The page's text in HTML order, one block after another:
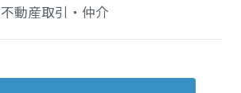
不動産取引・仲介